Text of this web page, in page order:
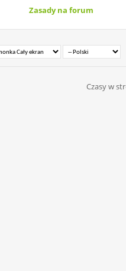
Zasady na forum
Czasy w